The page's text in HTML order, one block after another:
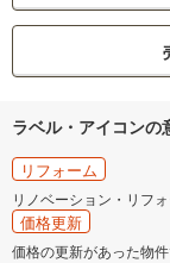
ラベル・アイコンの
リフォーム
リノベーション・リフ
価格更新
価格の更新があった物件